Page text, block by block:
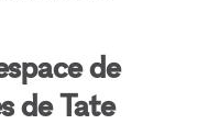
de
de Tate